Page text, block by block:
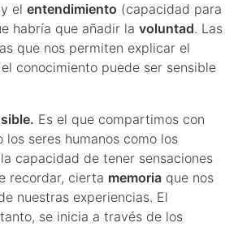
el entendimiento (capacidad para
habría que añadir la voluntad. Las
que nos permiten explicar el
conocimiento puede ser sensible
Es el que compartimos con
los seres humanos como los
capacidad de tener sensaciones
recordar, cierta memoria que nos
nuestras experiencias. El
se inicia a través de los